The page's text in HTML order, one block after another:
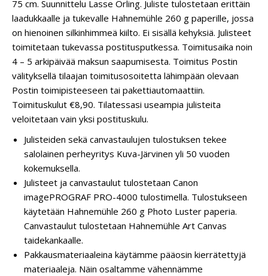
75 cm. Suunnittelu Lasse Örling. Juliste tulostetaan erittäin
laadukkaalle ja tukevalle Hahnemühle 260 g paperille, jossa
on hienoinen silkinhimmeä kiilto. Ei sisällä kehyksiä. Julisteet
toimitetaan tukevassa postitusputkessa. Toimitusaika noin
4 – 5 arkipäivää maksun saapumisesta. Toimitus Postin
välityksellä tilaajan toimitusosoitetta lähimpään olevaan
Postin toimipisteeseen tai pakettiautomaattiin.
Toimituskulut €8,90. Tilatessasi useampia julisteita
veloitetaan vain yksi postituskulu.
Julisteiden sekä canvastaulujen tulostuksen tekee
salolainen perheyritys Kuva-Järvinen yli 50 vuoden
kokemuksella.
Julisteet ja canvastaulut tulostetaan Canon
imagePROGRAF PRO-4000 tulostimella. Tulostukseen
käytetään Hahnemühle 260 g Photo Luster paperia.
Canvastaulut tulostetaan Hahnemühle Art Canvas
taidekankaalle.
Pakkausmateriaaleina käytämme pääosin kierrätettyjä
materiaaleja. Näin osaltamme vähennämme